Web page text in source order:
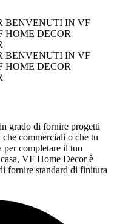
BENVENUTI IN VF
HOME DECOR
BENVENUTI IN VF
HOME DECOR
grado di fornire progetti
commerciali o che tu
per completare il tuo
VF Home Decor è
fornire standard di finitura